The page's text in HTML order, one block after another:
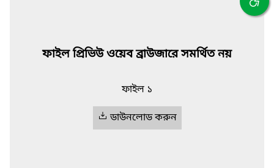
ফাইল প্রিভিউ ওয়েব ব্রাউজারে সমর্থিত নয়
ফাইল ১
ডাউনলোড করুন